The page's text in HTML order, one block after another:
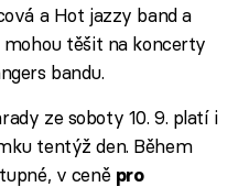
a Hot jazzy band a
těšit na koncerty
bandu.
ze soboty 10. 9. platí i
tentýž den. Během
v ceně pro